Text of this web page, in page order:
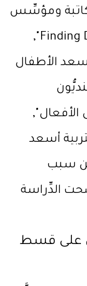
ومؤسِّس
Finding
",
الأطفال
أسعد
عن سبب
الدِّراسة
على قسط